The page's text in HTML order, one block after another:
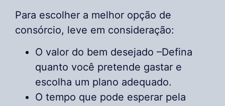
Para escolher a melhor opção de
consórcio, leve em consideração:
O valor do bem desejado –Defina
quanto você pretende gastar e
escolha um plano adequado.
O tempo que pode esperar pela